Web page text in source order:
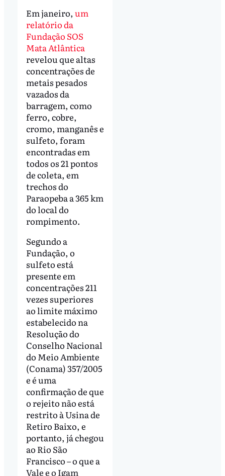
Em janeiro, um
relatório da
Fundação SOS
Mata Atlântica
revelou que altas
concentrações de
metais pesados
vazados da
barragem, como
ferro, cobre,
cromo, manganês e
sulfeto, foram
encontradas em
todos os 21 pontos
de coleta, em
trechos do
Paraopeba a 365 km
do local do
rompimento.
Segundo a
Fundação, o
sulfeto está
presente em
concentrações 211
vezes superiores
ao limite máximo
estabelecido na
Resolução do
Conselho Nacional
do Meio Ambiente
(Conama) 357/2005
e é uma
confirmação de que
o rejeito não está
restrito à Usina de
Retiro Baixo, e
portanto, já chegou
ao Rio São
Francisco – o que a
Vale e o Igam